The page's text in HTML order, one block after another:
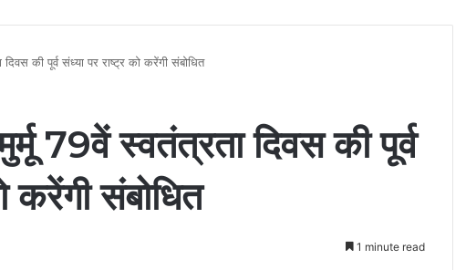
दिवस की पूर्व संध्या पर राष्ट्र को करेंगी संबोधित
मुर्मू 79वें स्वतंत्रता दिवस की पूर्व
करेंगी संबोधित
1 minute read